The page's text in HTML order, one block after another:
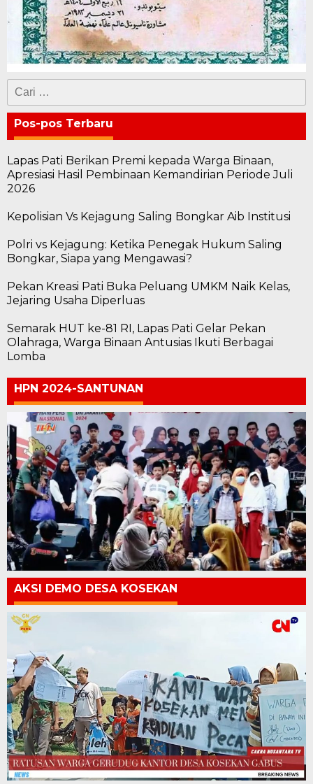
Cari
untuk:
Pos-pos Terbaru
Lapas Pati Berikan Premi kepada Warga Binaan,
Apresiasi Hasil Pembinaan Kemandirian Periode Juli
2026
Kepolisian Vs Kejagung Saling Bongkar Aib Institusi
Polri vs Kejagung: Ketika Penegak Hukum Saling
Bongkar, Siapa yang Mengawasi?
Pekan Kreasi Pati Buka Peluang UMKM Naik Kelas,
Jejaring Usaha Diperluas
Semarak HUT ke-81 RI, Lapas Pati Gelar Pekan
Olahraga, Warga Binaan Antusias Ikuti Berbagai
Lomba
HPN 2024-SANTUNAN
AKSI DEMO DESA KOSEKAN